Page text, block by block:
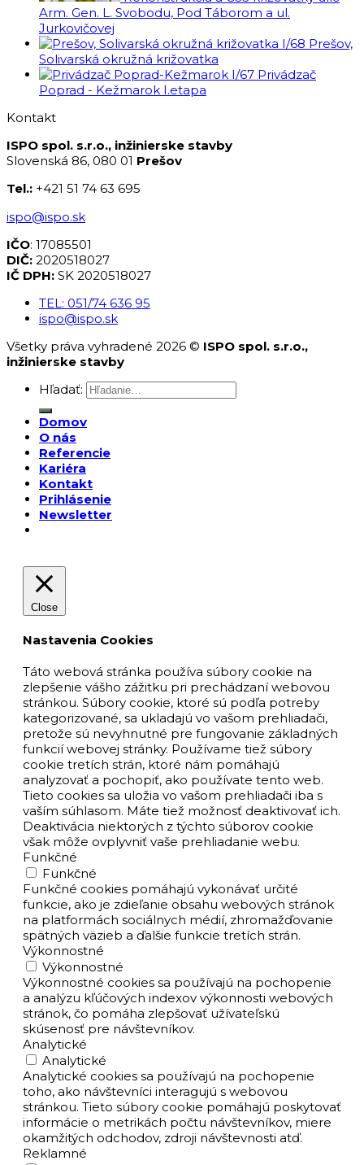
Arm. Gen. L. Svobodu, Pod Táborom a ul.
Jurkovičovej
I/68 Prešov,
Solivarská okružná križovatka
I/67 Privádzač
Poprad - Kežmarok I.etapa
Kontakt
ISPO spol. s.r.o., inžinierske stavby
Slovenská 86, 080 01 Prešov
Tel.: +421 51 74 63 695
ispo@ispo.sk
IČO: 17085501
DIČ: 2020518027
IČ DPH: SK 2020518027
TEL: 051/74 636 95
ispo@ispo.sk
Všetky práva vyhradené 2026 © ISPO spol. s.r.o.,
inžinierske stavby
Hľadať:
Domov
O nás
Referencie
Kariéra
Kontakt
Prihlásenie
Newsletter
Close
Nastavenia Cookies
Táto webová stránka používa súbory cookie na
zlepšenie vášho zážitku pri prechádzaní webovou
stránkou. Súbory cookie, ktoré sú podľa potreby
kategorizované, sa ukladajú vo vašom prehliadači,
pretože sú nevyhnutné pre fungovanie základných
funkcií webovej stránky. Používame tiež súbory
cookie tretích strán, ktoré nám pomáhajú
analyzovať a pochopiť, ako používate tento web.
Tieto cookies sa uložia vo vašom prehliadači iba s
vaším súhlasom. Máte tiež možnosť deaktivovať ich.
Deaktivácia niektorých z týchto súborov cookie
však môže ovplyvniť vaše prehliadanie webu.
Funkčné
Funkčné
Funkčné cookies pomáhajú vykonávať určité
funkcie, ako je zdieľanie obsahu webových stránok
na platformách sociálnych médií, zhromažďovanie
spätných väzieb a ďalšie funkcie tretích strán.
Výkonnostné
Výkonnostné
Výkonnostné cookies sa používajú na pochopenie
a analýzu kľúčových indexov výkonnosti webových
stránok, čo pomáha zlepšovať užívateľskú
skúsenosť pre návštevníkov.
Analytické
Analytické
Analytické cookies sa používajú na pochopenie
toho, ako návštevníci interagujú s webovou
stránkou. Tieto súbory cookie pomáhajú poskytovať
informácie o metrikách počtu návštevníkov, miere
okamžitých odchodov, zdroji návštevnosti atď.
Reklamné